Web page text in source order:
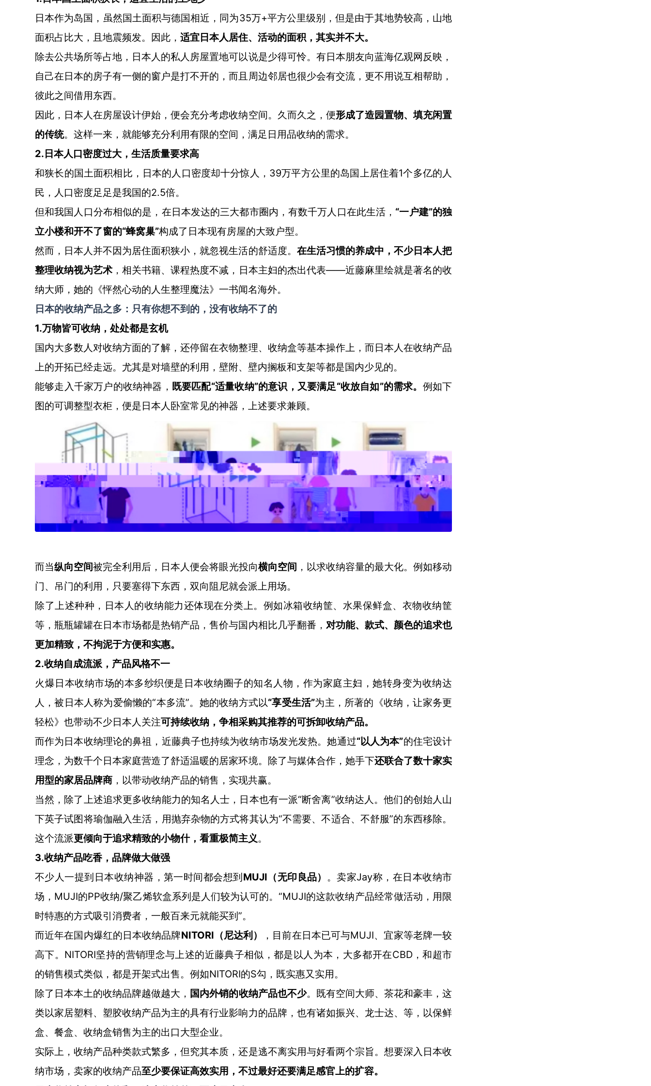
日本作为岛国，虽然国土面积与德国相近，同为35万+平方公里级别，但是由于其地势较高，山地
面积占比大，且地震频发。因此， 适宜日本人居住、活动的面积，其实并不大。
除去公共场所等占地，日本人的私人房屋置地可以说是少得可怜。有日本朋友向蓝海亿观网反映，
自己在日本的房子有一侧的窗户是打不开的，而且周边邻居也很少会有交流，更不用说互相帮助，
彼此之间借用东西。
因此，日本人在房屋设计伊始，便会充分考虑收纳空间。久而久之，便形成了造园置物、填充闲置
的传统。这样一来，就能够充分利用有限的空间，满足日用品收纳的需求。
2.日本人口密度过大，生活质量要求高
和狭长的国土面积相比，日本的人口密度却十分惊人， 39万平方公里的岛国上居住着1个多亿的人
民，人口密度足足是我国的2.5倍。
但和我国人口分布相似的是，在日本发达的三大都市圈内，有数千万人口在此生活， “一户建”的独
立小楼和开不了窗的“蜂窝巢”构成了日本现有房屋的大致户型。
然而，日本人并不因为居住面积狭小，就忽视生活的舒适度。 在生活习惯的养成中，不少日本人把
整理收纳视为艺术 ，相关书籍、课程热度不减，日本主妇的杰出代表——近藤麻里绘就是著名的收
纳大师，她的《怦然心动的人生整理魔法》一书闻名海外。
日本的收纳产品之多：只有你想不到的，没有收纳不了的
1.万物皆可收纳，处处都是玄机
国内大多数人对收纳方面的了解，还停留在衣物整理、收纳盒等基本操作上，而日本人在收纳产品
上的开拓已经走远。尤其是对墙壁的利用，壁附、壁内搁板和支架等都是国内少见的。
能够走入千家万户的收纳神器， 既要匹配“适量收纳”的意识，又要满足“收放自如”的需求。 例如下
图的可调整型衣柜，便是日本人卧室常见的神器，上述要求兼顾。
而当纵向空间被完全利用后，日本人便会将眼光投向横向空间 ，以求收纳容量的最大化。例如移动
门、吊门的利用，只要塞得下东西，双向阻尼就会派上用场。
除了上述种种，日本人的收纳能力还体现在分类上。例如冰箱收纳筐、水果保鲜盒、衣物收纳筐
等，瓶瓶罐罐在日本市场都是热销产品，售价与国内相比几乎翻番， 对功能、款式、颜色的追求也
更加精致，不拘泥于方便和实惠。
2.收纳自成流派，产品风格不一
火爆日本收纳市场的本多纱织便是日本收纳圈子的知名人物，作为家庭主妇，她转身变为收纳达
人，被日本人称为爱偷懒的“本多流”。她的收纳方式以“享受生活”为主，所著的《收纳，让家务更
轻松》也带动不少日本人关注可持续收纳，争相采购其推荐的可拆卸收纳产品。
而作为日本收纳理论的鼻祖，近藤典子也持续为收纳市场发光发热。她通过“以人为本”的住宅设计
理念，为数千个日本家庭营造了舒适温暖的居家环境。除了与媒体合作，她手下还联合了数十家实
用型的家居品牌商 ，以带动收纳产品的销售，实现共赢。
当然，除了上述追求更多收纳能力的知名人士，日本也有一派“断舍离”收纳达人。他们的创始人山
下英子试图将瑜伽融入生活，用抛弃杂物的方式将其认为“不需要、不适合、不舒服”的东西移除。
这个流派更倾向于追求精致的小物什，看重极简主义。
3.收纳产品吃香，品牌做大做强
不少人一提到日本收纳神器，第一时间都会想到 MUJI（无印良品） 。卖家Jay称，在日本收纳市
场，MUJI的PP收纳/聚乙烯软盒系列是人们较为认可的。“MUJI的这款收纳产品经常做活动，用限
时特惠的方式吸引消费者，一般百来元就能买到”。
而近年在国内爆红的日本收纳品牌NITORI（尼达利） ，目前在日本已可与MUJI、宜家等老牌一较
高下。NITORI坚持的营销理念与上述的近藤典子相似，都是以人为本，大多都开在CBD，和超市
的销售模式类似，都是开架式出售。例如NITORI的S勾，既实惠又实用。
除了日本本土的收纳品牌越做越大， 国内外销的收纳产品也不少。既有空间大师、茶花和豪丰，这
类以家居塑料、塑胶收纳产品为主的具有行业影响力的品牌，也有诸如振兴、龙士达、等，以保鲜
盒、餐盒、收纳盒销售为主的出口大型企业。
实际上，收纳产品种类款式繁多，但究其本质，还是逃不离实用与好看两个宗旨。想要深入日本收
纳市场，卖家的收纳产品至少要保证高效实用，不过最好还要满足感官上的扩容。